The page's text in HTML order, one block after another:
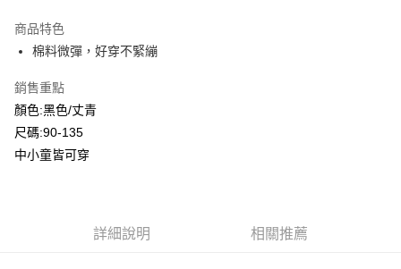
Apple Pay
Google Pay
ATM付款
運送方式
付款後全家取貨
商品特色
棉料微彈，好穿不緊繃
銷售重點
顏色:黑色/丈青
尺碼:90-135
中小童皆可穿
詳細說明 相關推薦